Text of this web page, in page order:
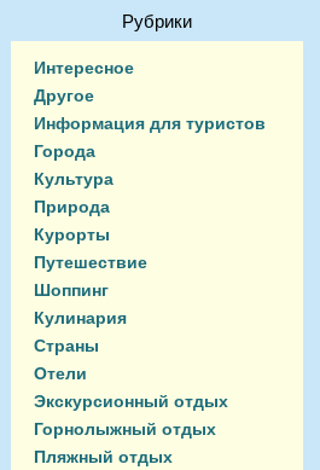
Рубрики
Интересное
Другое
Информация для туристов
Города
Культура
Природа
Курорты
Путешествие
Шоппинг
Кулинария
Страны
Отели
Экскурсионный отдых
Горнолыжный отдых
Пляжный отдых